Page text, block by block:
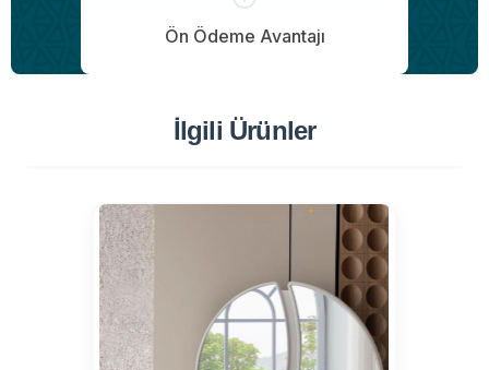
Ön Ödeme Avantajı
İlgili Ürünler